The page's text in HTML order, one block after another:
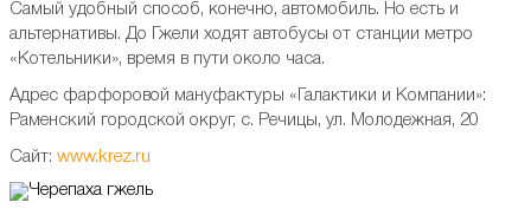
Самый удобный способ, конечно, автомобиль. Но есть и
альтернативы. До Гжели ходят автобусы от станции метро
«Котельники», время в пути около часа.
Адрес фарфоровой мануфактуры «Галактики и Компании»:
Раменский городской округ, с. Речицы, ул. Молодежная, 20
Сайт: www.krez.ru